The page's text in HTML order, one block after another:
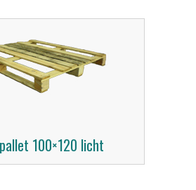
100×120 licht